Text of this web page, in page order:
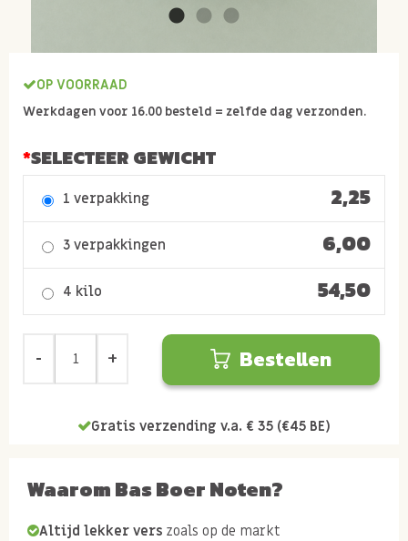
OP VOORRAAD
Werkdagen voor 16.00 besteld = zelfde dag verzonden.
SELECTEER GEWICHT
1 verpakking 2,25
3 verpakkingen 6,00
4 kilo 54,50
Bestellen
Gratis verzending v.a. € 35 (€45 BE)
Waarom Bas Boer Noten?
Altijd lekker vers zoals op de markt